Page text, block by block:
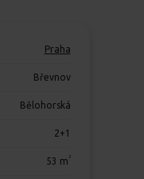
Praha
Břevnov
Bělohorská
2+1
53 m 2